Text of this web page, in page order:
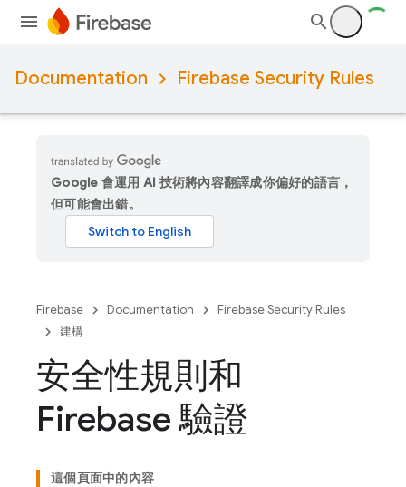
Documentation Firebase Security Rules
Google 會運用 AI 技術將內容翻譯成你偏好的語言，
但可能會出錯。
Firebase Documentation
Firebase Security Rules
建構
安全性規則和
Firebase 驗證
這個頁面中的內容